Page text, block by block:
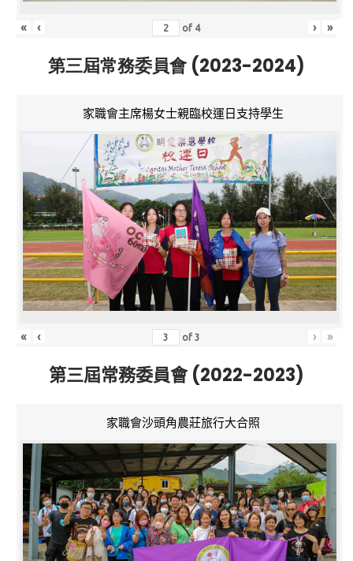
« ‹ of 4 › »
第三屆常務委員會 (2023-2024)
家職會主席楊女士親臨校運日支持學生
« ‹ of3 › »
第三屆常務委員會 (2022-2023)
家職會沙頭角農莊旅行大合照